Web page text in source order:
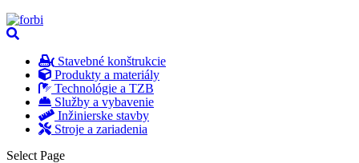
Stavebné konštrukcie
Produkty a materiály
Technológie a TZB
Služby a vybavenie
Inžinierske stavby
Stroje a zariadenia
Select Page